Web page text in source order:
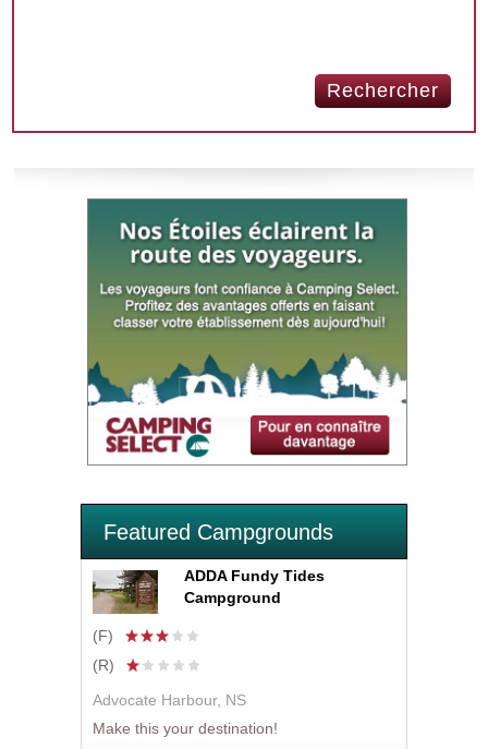
Featured Campgrounds
ADDA Fundy Tides
Campground
(F)
(R)
Advocate Harbour, NS
Make this your destination!